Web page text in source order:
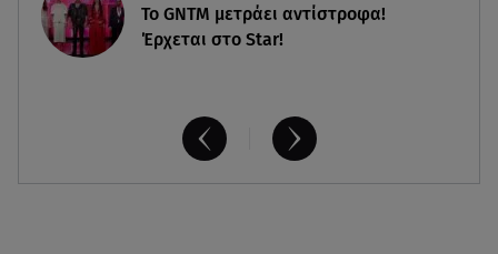
Το GNTM μετράει αντίστροφα!
Έρχεται στο Star!